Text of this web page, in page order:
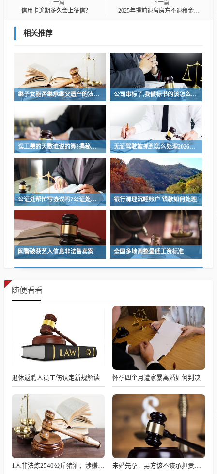
上一篇
信用卡逾期多久会上征信？
下一篇
2025年提前退房房东不退租金怎么办？
相关推荐
继子女能否继承继父遗产的法律解析与探讨 公司串标了,我做标书的该怎么办?公司涉嫌串标行为，我该如何应对制作标书的风险？
误工费的天数谁说的算?揭秘误工费天数判定权，是谁说了算 无证驾驶被抓到怎么处理2026，无证驾驶处理指南，如何应对2026年无证驾驶被抓情况
公证处帮忙写协议吗?公证处协助撰写协议，专业法律服务为您保驾护航 银行清理沉睡账户 钱款如何处理
网警破获艺人信息非法售卖案 全国多地调整最低工资标准
随便看看
退休返聘人员工伤认定新规解读 怀孕四个月遭家暴离婚如何判决
1人非法炼2540公斤猪油，涉嫌何罪？ 未婚先孕，男方该不该承担责任？